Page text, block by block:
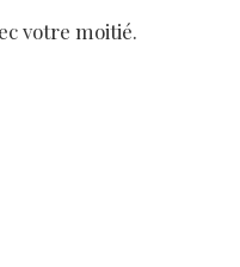
votre moitié.